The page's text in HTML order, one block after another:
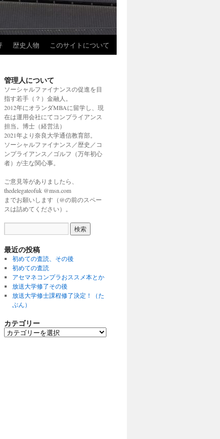
歴史人物 このサイトについて
管理人について
ソーシャルファイナンスの促進を目
指す若手（？）金融人。
2012年にオランダMBAに留学し、現
在は運用会社にてコンプライアンス
担当。博士（経営法）
2021年より奈良大学通信教育部。
ソーシャルファイナンス／歴史／コ
ンプライアンス／ゴルフ（万年初心
者）が主な関心事。
ご意見等がありましたら、
thedelegateofuk @msn.com
までお願いします（@の前のスペー
スは詰めてください）。
最近の投稿
初めての査読、その後
初めての査読
アセマネコンプラおススメ本とか
放送大学修了その後
放送大学修士課程修了決定！（た
ぶん）
カテゴリー
カ